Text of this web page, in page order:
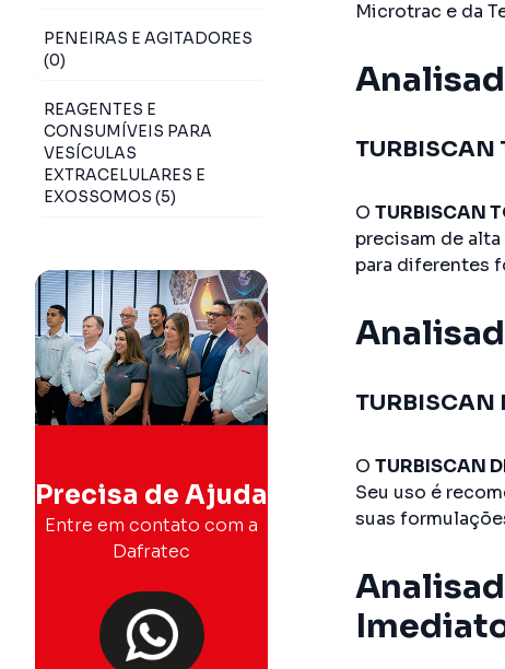
Microtrac e da
TURBISCAN
OTURBISCAN
precisam de
para diferentes
TURBISCAN
OTURBISCAN
Seu uso é
suas
PENEIRAS E AGITADORES
(0)
REAGENTES E
CONSUMÍVEIS PARA
VESÍCULAS
EXTRACELULARES E
EXOSSOMOS (5)
Precisa de Ajuda
Entre em contato com a
Dafratec